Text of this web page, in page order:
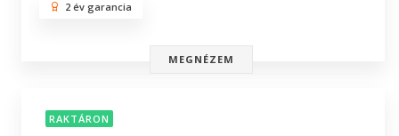
2 év garancia
MEGNÉZEM
RAKTÁRON